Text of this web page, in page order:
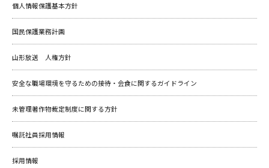
個人情報保護基本方針
国民保護業務計画
山形放送 人権方針
安全な職場環境を守るための接待・会食に関するガイドライン
未管理著作物裁定制度に関する方針
嘱託社員採用情報
採用情報